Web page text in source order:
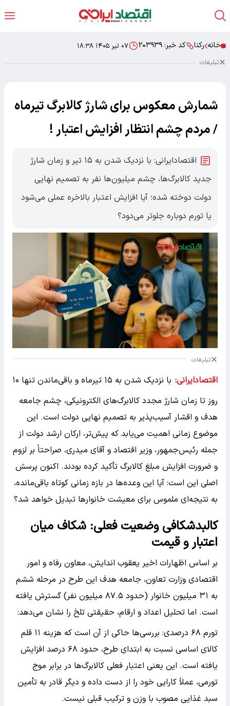
خانه رکنا کد خبر: ۲۰۳۹۳۹ ۰۷ تیر ۱۴۰۵ ۱۸:۳۸
تبلیغات
شمارش معکوس برای شارژ کالابرگ تیرماه
/ مردم چشم انتظار افزایش اعتبار !
اقتصادایرانی: با نزدیک شدن به ۱۵ تیر و زمان شارژ
جدید کالابرگ‌ها، چشم میلیون‌ها نفر به تصمیم نهایی
دولت دوخته شده؛ آیا افزایش اعتبار بالاخره عملی می‌شود
یا تورم دوباره جلوتر می‌دود؟
تبلیغات
اقتصادایرانی:
با نزدیک شدن به ۱۵ تیرماه و باقی‌ماندن تنها ۱۰
روز تا زمان شارژ مجدد کالابرگ‌های الکترونیکی، چشم جامعه
هدف و اقشار آسیب‌پذیر به تصمیم نهایی دولت است. این
موضوع زمانی اهمیت می‌یابد که پیش‌تر، ارکان ارشد دولت از
جمله رئیس‌جمهور، وزیر اقتصاد و آقای میدری، صراحتاً بر لزوم
و ضرورت افزایش مبلغ کالابرگ تأکید کرده بودند. اکنون پرسش
اصلی این است: آیا این وعده‌ها در بازه زمانی کوتاه باقی‌مانده،
به نتیجه‌ای ملموس برای معیشت خانوار‌ها تبدیل خواهد شد؟
کالبدشکافی وضعیت فعلی: شکاف میان
اعتبار و قیمت
بر اساس اظهارات اخیر یعقوب اندایش، معاون رفاه و امور
اقتصادی وزارت تعاون، جامعه هدف این طرح در مرحله ششم
به ۳۱ میلیون خانوار (حدود ۸۷.۵ میلیون نفر) گسترش یافته
است. اما تحلیل اعداد و ارقام، حقیقتی تلخ را نشان می‌دهد:
تورم ۶۸ درصدی: بررسی‌ها حاکی از آن است که هزینه ۱۱ قلم
کالای اساسی نسبت به ابتدای طرح، حدود ۶۸ درصد افزایش
یافته است. این یعنی اعتبار فعلی کالابرگ‌ها در برابر موج
تورمی، عملاً کارایی خود را از دست داده و دیگر قادر به تأمین
سبد غذایی مصوب با وزن و ترکیب قبلی نیست.